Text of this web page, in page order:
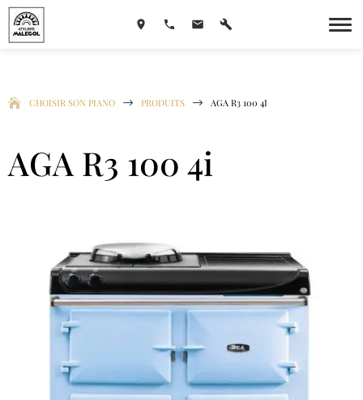
CHOISIR SON PIANO $ PRODUITS $ AGA R3 100 4I
AGA R3 100 4i